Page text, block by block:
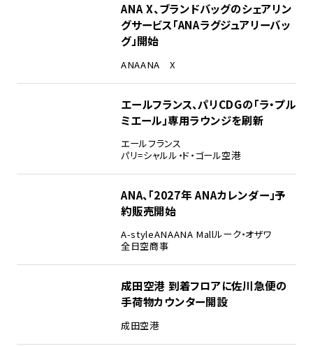
ANA X、ブランドバッグのシェアリン
グサービス「ANAラグジュアリーバッ
グ」開始
ANAANA X
エールフランス、パリCDGの「ラ・プル
ミエール」専用ラウンジを刷新
エールフランス
パリ=シャルル・ド・ゴール空港
ANA、「2027年 ANAカレンダー」予
約販売開始
A-styleANAANA Mallルーク・オザワ
全日空商事
成田空港 到着フロアに佐川急便の
手荷物カウンター開設
成田空港